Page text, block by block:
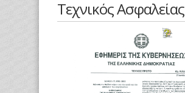
Τεχνικός Ασφαλείας